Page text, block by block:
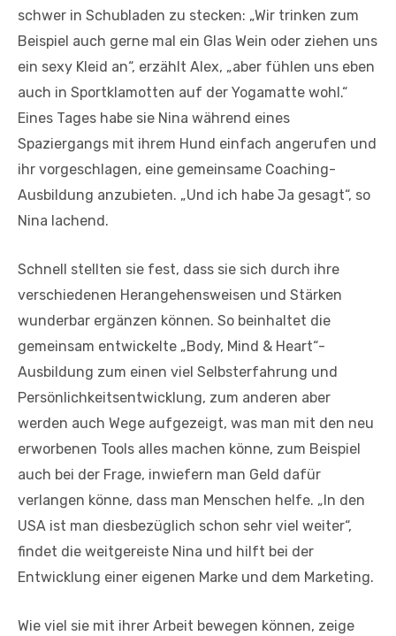
schwer in Schubladen zu stecken: „Wir trinken zum
Beispiel auch gerne mal ein Glas Wein oder ziehen uns
ein sexy Kleid an“, erzählt Alex, „aber fühlen uns eben
auch in Sportklamotten auf der Yogamatte wohl.“
Eines Tages habe sie Nina während eines
Spaziergangs mit ihrem Hund einfach angerufen und
ihr vorgeschlagen, eine gemeinsame Coaching-
Ausbildung anzubieten. „Und ich habe Ja gesagt“, so
Nina lachend.
Schnell stellten sie fest, dass sie sich durch ihre
verschiedenen Herangehensweisen und Stärken
wunderbar ergänzen können. So beinhaltet die
gemeinsam entwickelte „Body, Mind & Heart“-
Ausbildung zum einen viel Selbsterfahrung und
Persönlichkeitsentwicklung, zum anderen aber
werden auch Wege aufgezeigt, was man mit den neu
erworbenen Tools alles machen könne, zum Beispiel
auch bei der Frage, inwiefern man Geld dafür
verlangen könne, dass man Menschen helfe. „In den
USA ist man diesbezüglich schon sehr viel weiter“,
findet die weitgereiste Nina und hilft bei der
Entwicklung einer eigenen Marke und dem Marketing.
Wie viel sie mit ihrer Arbeit bewegen können, zeige